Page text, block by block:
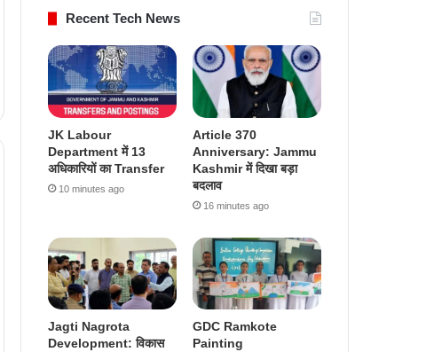
Recent Tech News
JK Labour
Department में 13
अधिकारियों का Transfer
10 minutes ago
Article 370
Anniversary: Jammu
Kashmir में दिखा बड़ा
बदलाव
16 minutes ago
Jagti Nagrota
Development: विकास
GDC Ramkote
Painting